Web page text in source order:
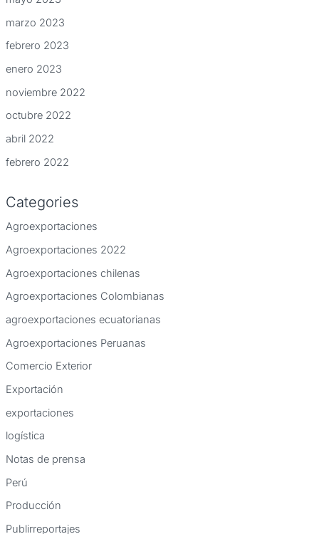
marzo 2023
febrero 2023
enero 2023
noviembre 2022
octubre 2022
abril 2022
febrero 2022
Categories
Agroexportaciones
Agroexportaciones 2022
Agroexportaciones chilenas
Agroexportaciones Colombianas
agroexportaciones ecuatorianas
Agroexportaciones Peruanas
Comercio Exterior
Exportación
exportaciones
logística
Notas de prensa
Perú
Producción
Publirreportajes